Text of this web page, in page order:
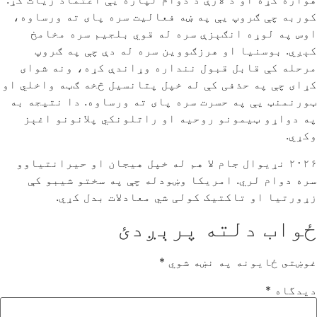
کوربه چې ګروپ یې په ښه فعالیت سره پای ته ورساوه،
اوس په لوړه انګېزې سره له قوي بلجیم سره مخامخ
کېږي. بوسنیا او هرزګووین سره له دې چې په ګروپ
مرحله کې قابل قبول ننداره وړاندې کړه، ونه شوای
کړای چې په حذفی کې له خپل پتانسیل څخه ګټه واخلي او
ټورنمنټ یې په حسرت سره پای ته ورساوه. دا نتیجه به
په دواړو ټیمونو روحیه او راتلونکي پلانونو اغېز
وکړي.
۲۰۲۶ نړیوال جام لا هم له خپل هیجان او حیرانتیاوو
سره دوام لري. امریکا وښودله چې په سختو شیبو کې
زړورتیا او تاکتیک کولی شي معادلات بدل کړي.
ځواب دلته پرېږدئ
غوښتى ځایونه په نښه شوي *
دیدگاه *